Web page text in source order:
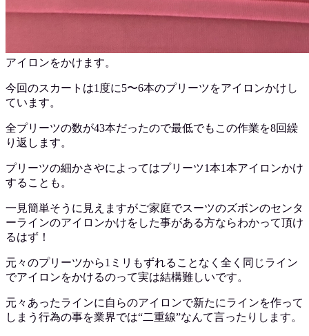
アイロンをかけます。
今回のスカートは1度に5〜6本のプリーツをアイロンかけし
ています。
全プリーツの数が43本だったので最低でもこの作業を8回繰
り返します。
プリーツの細かさやによってはプリーツ1本1本アイロンかけ
することも。
一見簡単そうに見えますがご家庭でスーツのズボンのセンタ
ーラインのアイロンかけをした事がある方ならわかって頂け
るはず！
元々のプリーツから1ミリもずれることなく全く同じライン
でアイロンをかけるのって実は結構難しいです。
元々あったラインに自らのアイロンで新たにラインを作って
しまう行為の事を業界では“二重線”なんて言ったりします。